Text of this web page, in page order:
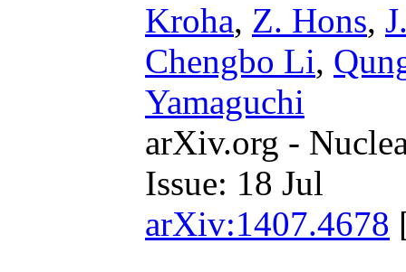
Kroha, Z. Hons,
Chengbo Li,
Yamaguchi
arXiv.org -
Issue: 18 Jul
arXiv:1407.4678